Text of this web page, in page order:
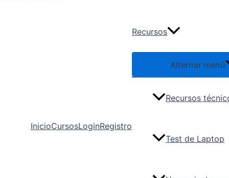
InicioCursosLoginRegistro
Recursos
Alternar menú
Recursos
Test de Laptop